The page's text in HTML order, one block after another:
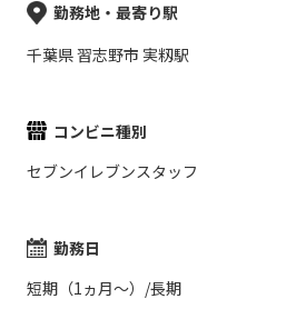
勤務地・最寄り駅
千葉県 習志野市 実籾駅
コンビニ種別
セブンイレブンスタッフ
勤務日
短期（1ヵ月～）/長期